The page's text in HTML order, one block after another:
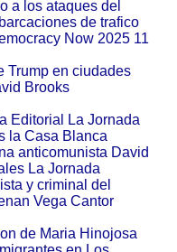
a los ataques del
de trafico
Now 2025 11
Trump en ciudades
Brooks
Editorial La Jornada
la Casa Blanca
anticomunista David
La Jornada
y criminal del
Vega Cantor
de Maria Hinojosa